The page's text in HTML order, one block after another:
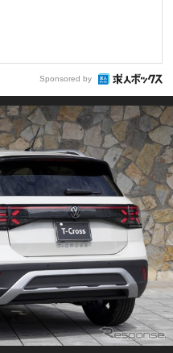
Sponsored by